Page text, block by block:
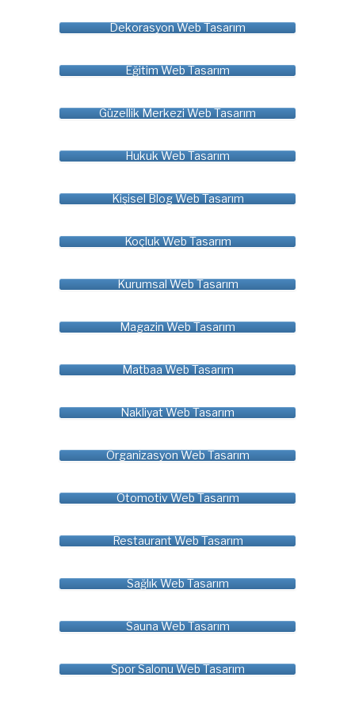
Dekorasyon Web Tasarım
Eğitim Web Tasarım
Güzellik Merkezi Web Tasarım
Hukuk Web Tasarım
Kişisel Blog Web Tasarım
Koçluk Web Tasarım
Kurumsal Web Tasarım
Magazin Web Tasarım
Matbaa Web Tasarım
Nakliyat Web Tasarım
Organizasyon Web Tasarım
Otomotiv Web Tasarım
Restaurant Web Tasarım
Sağlık Web Tasarım
Sauna Web Tasarım
Spor Salonu Web Tasarım